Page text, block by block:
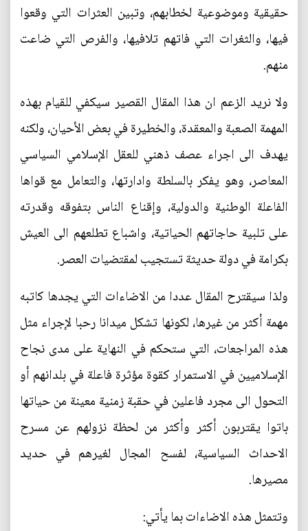
حقيقية وموضوعية لخطابهم، وتبين العثرات التي وقعوا
فيها، والثغرات التي فاتهم تلافيها، والفرص التي ضاعت
منهم.
ولا نريد الزعم ان هذا المقال القصير سيكفي للقيام بهذه
المهمة الصعبة والمعقدة، والخطيرة في بعض الأحيان، ولكنه
يهدف الى اجراء عصف ذهني للعقل الإسلامي السياسي
المعاصر، وهو يفكر بالسلطة وادارتها، والتعامل مع قواها
الفاعلة الوطنية والدولية، وإقناع الناس بتفوقه وقدرته
على تلبية حاجاتهم الحياتية، واشباع تطلعهم الى العيش
بكرامة في دولة حديثة تستجيب لمقتضيات العصر.
ولذا سيقترح المقال عددا من الاضاءات التي يجدها كاتبه
مهمة أكثر من غيرها، لكونها تشكل ميدانا رحبا لإجراء مثل
هذه المراجعات، التي ستحكم في النهاية على مدى نجاح
الإسلاميين في الاستمرار كقوة مؤثرة فاعلة في بلدانهم أو
التحول الى مجرد فاعلين في حقبة زمنية معينة من حياتها
باتوا يقتربون أكثر وأكثر من لحظة نزولهم عن مسرح
الاحداث السياسية، لفسح المجال لغيرهم في حديد
مصيرها.
وتتمثل هذه الاضاءات بما يأتي: